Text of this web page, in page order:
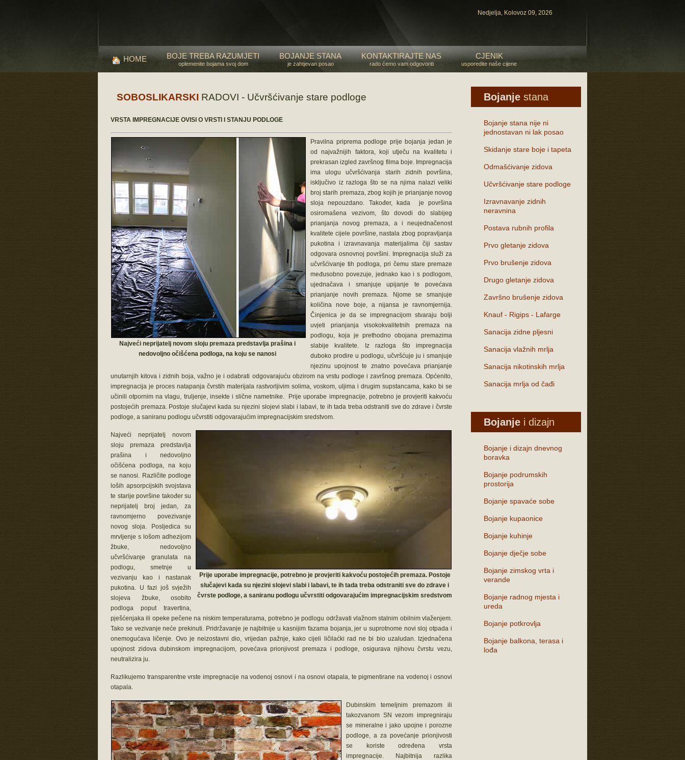
Nedjelja, Kolovoz 09, 2026
HOME BOJE TREBA RAZUMJETI
oplemenite bojama svoj dom
BOJANJE STANA
je zahtjevan posao
KONTAKTIRAJTE NAS
rado ćemo vam odgovoriti
CJENIK
usporedite naše cijene
SOBOSLIKARSKI RADOVI - Učvršćivanje stare podloge
VRSTA IMPREGNACIJE OVISI O VRSTI I STANJU PODLOGE
Najveći neprijatelj novom sloju premaza predstavlja prašina i
nedovoljno očišćena podloga, na koju se nanosi
Pravilna priprema podloge prije bojanja jedan je
od najvažnijih faktora, koji utječu na kvalitetu i
prekrasan izgled završnog filma boje. Impregnacija
ima ulogu učvršćivanja starih zidnih površina,
isključivo iz razloga što se na njima nalazi veliki
broj starih premaza, zbog kojih je prianjanje novog
sloja nepouzdano. Također, kada je površina
osiromašena vezivom, što dovodi do slabijeg
prianjanja novog premaza, a i neujednačenost
kvalitete cijele površine, nastala zbog popravljanja
pukotina i izravnavanja materijalima čiji sastav
odgovara osnovnoj površini. Impregnacija služi za
učvršćivanje tih podloga, pri čemu stare premaze
međusobno povezuje, jednako kao i s podlogom,
ujednačava i smanjuje upijanje te povećava
prianjanje novih premaza. Njome se smanjuje
količina nove boje, a nijansa je ravnomjernija.
Činjenica je da se impregnacijom stvaraju bolji
uvjeti prianjanja visokokvalitetnih premaza na
podlogu, koja je prethodno obojana premazima
slabije kvalitete. Iz razloga što impregnacija
duboko prodire u podlogu, učvršćuje ju i smanjuje
njezinu upojnost te znatno povećava prianjanje
unutarnjih kitova i zidnih boja, važno je i odabrati odgovarajuću obzirom na vrstu podloge i završnog premaza. Općenito,
impregnacija je proces natapanja čvrstih materijala rastvorljivim solima, voskom, uljima i drugim supstancama, kako bi se
učinili otpornim na vlagu, truljenje, insekte i slične nametnike. Prije uporabe impregnacije, potrebno je provjeriti kakvoću
postojećih premaza. Postoje slučajevi kada su njezini slojevi slabi i labavi, te ih tada treba odstraniti sve do zdrave i čvrste
podloge, a saniranu podlogu učvrstiti odgovarajućim impregnacijskim sredstvom.
Prije uporabe impregnacije, potrebno je provjeriti kakvoću postojećih premaza. Postoje
slučajevi kada su njezini slojevi slabi i labavi, te ih tada treba odstraniti sve do zdrave i
čvrste podloge, a saniranu podlogu učvrstiti odgovarajućim impregnacijskim sredstvom
Najveći neprijatelj novom
sloju premaza predstavlja
prašina i nedovoljno
očišćena podloga, na koju
se nanosi. Različite podloge
loših apsorpcijskih svojstava
te starije površine također su
neprijatelj broj jedan, za
ravnomjerno povezivanje
novog sloja. Posljedica su
mrvljenje s lošom adhezijom
žbuke, nedovoljno
učvršćivanje granulata na
podlogu, smetnje u
vezivanju kao i nastanak
pukotina. U fazi još svježih
slojeva žbuke, osobito
podloga poput travertina,
pješćenjaka ili opeke pečene na niskim temperaturama, potrebno je podlogu održavati vlažnom stalnim obilnim vlaženjem.
Tako se vezivanje neće prekinuti. Pridržavanje je najbitnije u kasnijim fazama bojanja, jer u suprotnome novi sloj otpada i
onemogućava ličenje. Ovo je neizostavni dio, vrijedan pažnje, kako cijeli ličilaćki rad ne bi bio uzaludan. Izjednačena
upojnost zidova dubinskom impregnacijom, povećava prionjivost premaza i podloge, osigurava njihovu čvrstu vezu,
neutralizira ju.
Razlikujemo transparentne vrste impregnacije na vodenoj osnovi i na osnovi otapala, te pigmentirane na vodenoj i osnovi
otapala.
Dubinskim temeljnim premazom ili
takozvanom SN vezom impregniraju
se mineralne i jako upojne i porozne
podloge, a za povećanje prionjivosti
se koriste određena vrsta
impregnacije. Najbitnija razlika
Bojanje stana
Bojanje stana nije ni
jednostavan ni lak posao
Skidanje stare boje i tapeta
Odmašćivanje zidova
Učvršćivanje stare podloge
Izravnavanje zidnih
neravnina
Postava rubnih profila
Prvo gletanje zidova
Prvo brušenje zidova
Drugo gletanje zidova
Završno brušenje zidova
Knauf - Rigips - Lafarge
Sanacija zidne pljesni
Sanacija vlažnih mrlja
Sanacija nikotinskih mrlja
Sanacija mrlja od čađi
Bojanje i dizajn
Bojanje i dizajn dnevnog
boravka
Bojanje podrumskih
prostorija
Bojanje spavaće sobe
Bojanje kupaonice
Bojanje kuhinje
Bojanje dječje sobe
Bojanje zimskog vrta i
verande
Bojanje radnog mjesta i
ureda
Bojanje potkrovlja
Bojanje balkona, terasa i
lođa